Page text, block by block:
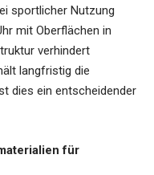
sportlicher Nutzung
mit Oberflächen in
verhindert
langfristig die
dies ein entscheidender
für